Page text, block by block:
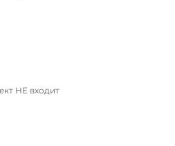
НЕ входит